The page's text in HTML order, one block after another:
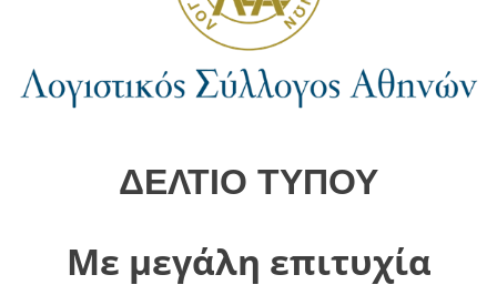
ΔΕΛΤΙΟ ΤΥΠΟΥ
Με μεγάλη επιτυχία